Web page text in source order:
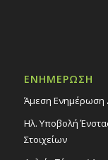
ΕΝΗΜΕΡΩΣΗ
Άμεση Ενημέρωση
Ηλ. Υποβολή
Στοιχείων